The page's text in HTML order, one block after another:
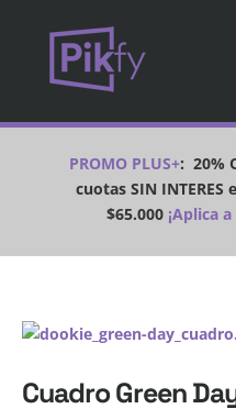
PROMO PLUS+:20%
cuotas SIN
$65.000¡Aplica
Cuadro Green